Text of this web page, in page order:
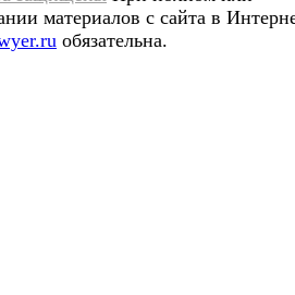
материалов с сайта в
обязательна.